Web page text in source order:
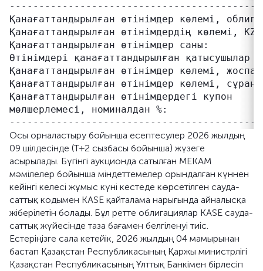
Қанағаттандырылған өтінімдер көлемі,
Қанағаттандырылған өтінімдердің
Қанағаттандырылған өтінімдер саны:
Өтінімдері қанағаттандырылған
Қанағаттандырылған өтінімдер көлемі,
Қанағаттандырылған өтінімдер көлемі,
Қанағаттандырылған өтінімдердегі
мөлшерлемесі, номиналдан %:
Осы орналастыру бойынша есептесулер 2026 жылдың
09 шілдесінде (Т+2 сызбасы бойынша) жүзеге
асырылады. Бүгінгі аукционда сатылған МЕКАМ
мәмілелер бойынша міндеттемелер орындалған күннен
кейінгі келесі жұмыс күні кестеде көрсетілген сауда-
саттық кодымен KASE қайталама нарығында айналысқа
жіберілетін болады. Бұл ретте облигациялар KASE сауда-
саттық жүйесінде таза бағамен белгіленуі тиіс.
Естеріңізге сала кетейік, 2026 жылдың 04 мамырынан
бастап Қазақстан Республикасының Қаржы министрлігі
Қазақстан Республикасының Ұлттық Банкімен бірлесіп